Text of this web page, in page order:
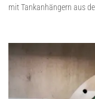
mit Tankanhängern aus